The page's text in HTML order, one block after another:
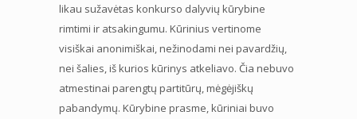
likau sužavėtas konkurso dalyvių kūrybine
rimtimi ir atsakingumu. Kūrinius vertinome
visiškai anonimiškai, nežinodami nei pavardžių,
nei šalies, iš kurios kūrinys atkeliavo. Čia nebuvo
atmestinai parengtų partitūrų, mėgėjiškų
pabandymų. Kūrybine prasme, kūriniai buvo